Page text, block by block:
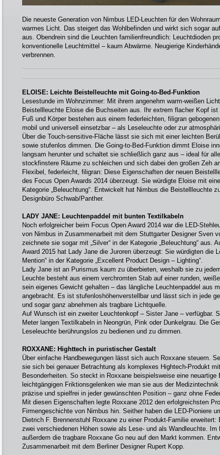
Die neueste Generation von Nimbus LED-Leuchten für den
warmes Licht. Das steigert das Wohlbefinden und wirkt sich sogar
aus. Obendrein sind die Leuchten familienfreundlich: Leuchtdioden
konventionelle Leuchtmittel – kaum Abwärme. Neugierige
verbrennen.
ELOISE: Leichte Beistelleuchte mit Going-to-Bed-Funktion
Lesestunde im Wohnzimmer: Mit ihrem angenehm warm-weißen
Beistellleuchte Eloise die Buchseiten aus. Ihr extrem flacher Kopf ist
Fuß und Körper bestehen aus einem federleichten, filigran
mobil und universell einsetzbar – als Leseleuchte oder zur
Über die Touch-sensitive-Fläche lässt sie sich mit einer leichten
sowie stufenlos dimmen. Die Going-to-Bed-Funktion dimmt Eloise
langsam herunter und schaltet sie schließlich ganz aus – ideal für
stockfinstere Räume zu schleichen und sich dabei den großen Zeh
Flexibel, federleicht, filigran: Diese Eigenschaften der neuen
des Focus Open Awards 2014 überzeugt. Sie würdigte Eloise mit
Kategorie „Beleuchtung“. Entwickelt hat Nimbus die Beistellleuchte
Designbüro Schwab/Panther.
LADY JANE: Leuchtenpaddel mit bunten Textilkabeln
Noch erfolgreicher beim Focus Open Award 2014 war die LED-
von Nimbus in Zusammenarbeit mit dem Stuttgarter Designer Sven
zeichnete sie sogar mit „Silver“ in der Kategorie „Beleuchtung“ aus.
Award 2015 hat Lady Jane die Juroren überzeugt: Sie würdigten die
Mention“ in der Kategorie „Excellent Product Design – Lighting“.
Lady Jane ist an Purismus kaum zu überbieten, weshalb sie zu
Leuchte besteht aus einem verchromten Stab auf einer runden,
sein eigenes Gewicht gehalten – das längliche Leuchtenpaddel aus
angebracht. Es ist stufenloshöhenverstellbar und lässt sich in jede
und sogar ganz abnehmen als tragbare Lichtquelle.
Auf Wunsch ist ein zweiter Leuchtenkopf – Sister Jane – verfügbar.
Meter langen Textilkabeln in Neongrün, Pink oder Dunkelgrau. Die
Leseleuchte berührungslos zu bedienen und zu dimmen.
ROXXANE: Highttech in puristischer Gestalt
Über einfache Handbewegungen lässt sich auch Roxxane steuern.
sie sich bei genauer Betrachtung als komplexes Hightech-Produkt
Besonderheiten. So steckt in Roxxane beispielsweise eine neuartige
leichtgängigen Friktionsgelenken wie man sie aus der
präzise und spielfrei in jeder gewünschten Position – ganz ohne
Mit diesen Eigenschaften legte Roxxane 2012 den erfolgreichsten
Firmengeschichte von Nimbus hin. Seither haben die LED-Pioniere
Dietrich F. Brennenstuhl Roxxane zu einer Produkt-Familie
zwei verschiedenen Höhen sowie als Lese- und als Wandleuchte. Im
außerdem die tragbare Roxxane Go neu auf den Markt kommen.
Zusammenarbeit mit dem Berliner Designer Rupert Kopp.